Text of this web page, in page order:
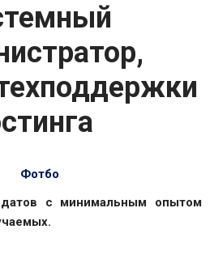
Фотбо
с минимальным опытом